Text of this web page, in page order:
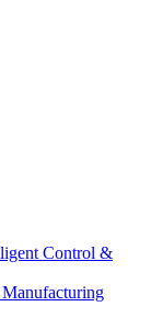
Control &